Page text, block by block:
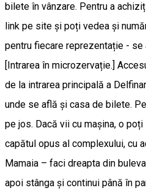
bilete în vânzare. Pentru a
link pe site și poți vedea și
pentru fiecare reprezentație -
[Intrarea în microzervație.]
de la intrarea principală a
unde se află și casa de bilete.
pe jos. Dacă vii cu mașina, o
capătul opus al complexului, cu
Mamaia – faci dreapta din
apoi stânga și continui până în